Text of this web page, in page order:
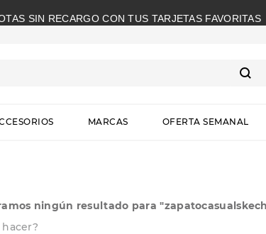
SIN RECARGO CON TUS TARJETAS FAVORITAS
MARCAS OFERTA SEMANAL
ningún resultado para "